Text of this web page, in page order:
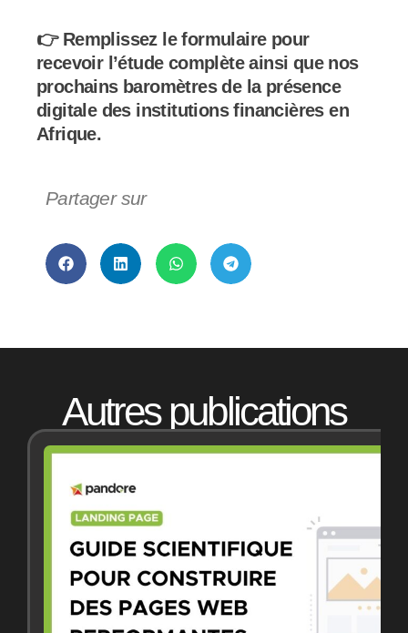
👉 Remplissez le formulaire pour
recevoir l’étude complète ainsi que nos
prochains baromètres de la présence
digitale des institutions financières en
Afrique.
Partager sur
Autres publications